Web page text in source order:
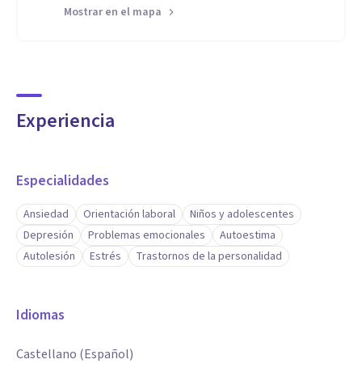
Mostrar en el mapa
Experiencia
Especialidades
Ansiedad Orientación laboral
Niños y adolescentes
Depresión
Problemas emocionales
Autoestima
Autolesión
Estrés Trastornos de la personalidad
Idiomas
Castellano (Español)